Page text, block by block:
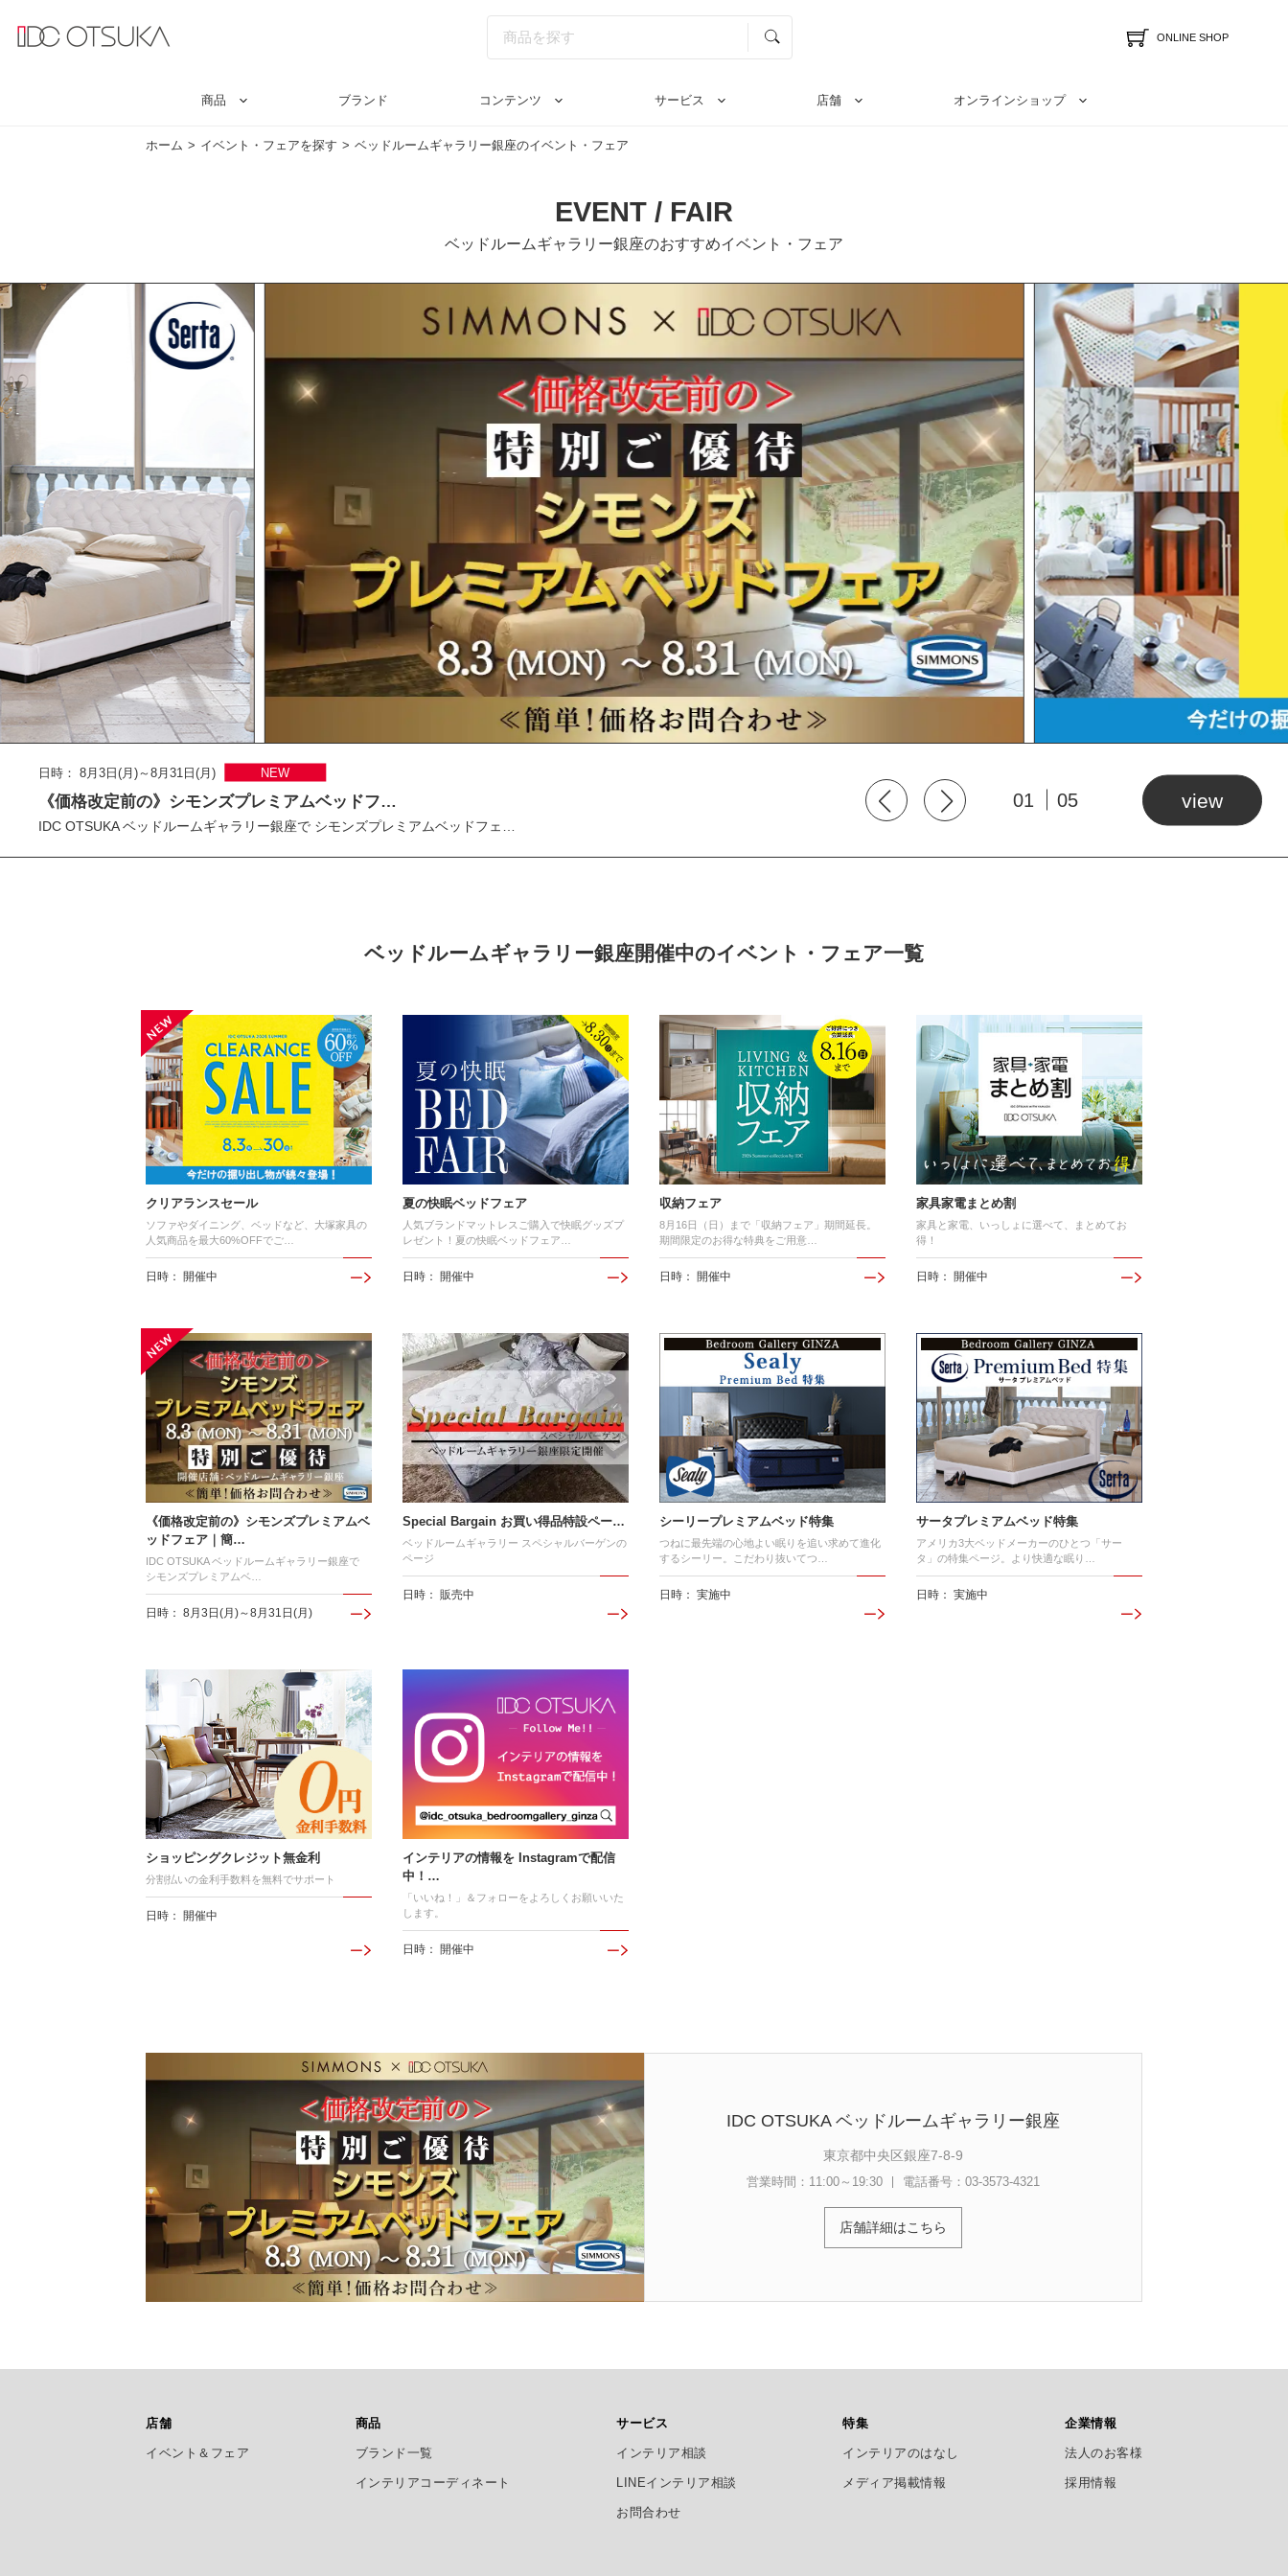
ONLINE SHOP
商品 ブランド コンテンツ サービス 店舗 オンラインショップ
ホーム イベント・フェアを探す ベッドルームギャラリー銀座のイベント・フェア
EVENT / FAIR
ベッドルームギャラリー銀座のおすすめイベント・フェア
日時： 8月3日(月)～8月31日(月) NEW
《価格改定前の》シモンズプレミアムベッドフ…
IDC OTSUKA ベッドルームギャラリー銀座で シモンズプレミアムベッドフェ…
view
01 05
ベッドルームギャラリー銀座開催中のイベント・フェア一覧
クリアランスセール
ソファやダイニング、ベッドなど、大塚家具の
人気商品を最大60%OFFでご…
日時： 開催中
夏の快眠ベッドフェア
人気ブランドマットレスご購入で快眠グッズプ
レゼント！夏の快眠ベッドフェア…
日時： 開催中
収納フェア
8月16日（日）まで「収納フェア」期間延長。
期間限定のお得な特典をご用意…
日時： 開催中
家具家電まとめ割
家具と家電、いっしょに選べて、まとめてお
得！
日時： 開催中
《価格改定前の》シモンズプレミアムベ
ッドフェア｜簡…
IDC OTSUKA ベッドルームギャラリー銀座で
シモンズプレミアムベ…
日時： 8月3日(月)～8月31日(月)
Special Bargain お買い得品特設ペー…
ベッドルームギャラリー スペシャルバーゲンの
ページ
日時： 販売中
シーリープレミアムベッド特集
つねに最先端の心地よい眠りを追い求めて進化
するシーリー。こだわり抜いてつ…
日時： 実施中
サータプレミアムベッド特集
アメリカ3大ベッドメーカーのひとつ「サー
タ」の特集ページ。より快適な眠り…
日時： 実施中
ショッピングクレジット無金利
分割払いの金利手数料を無料でサポート
日時： 開催中
インテリアの情報を Instagramで配信
中！…
「いいね！」＆フォローをよろしくお願いいた
します。
日時： 開催中
IDC OTSUKA ベッドルームギャラリー銀座
東京都中央区銀座7-8-9
営業時間：11:00～19:30 電話番号：03-3573-4321
店舗詳細はこちら
店舗
イベント＆フェア
商品
ブランド一覧
インテリアコーディネート
サービス
インテリア相談
LINEインテリア相談
お問合わせ
特集
インテリアのはなし
メディア掲載情報
企業情報
法人のお客様
採用情報